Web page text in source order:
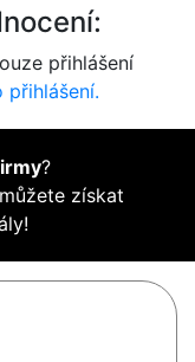
přihlášení
přihlášení.
?
získat